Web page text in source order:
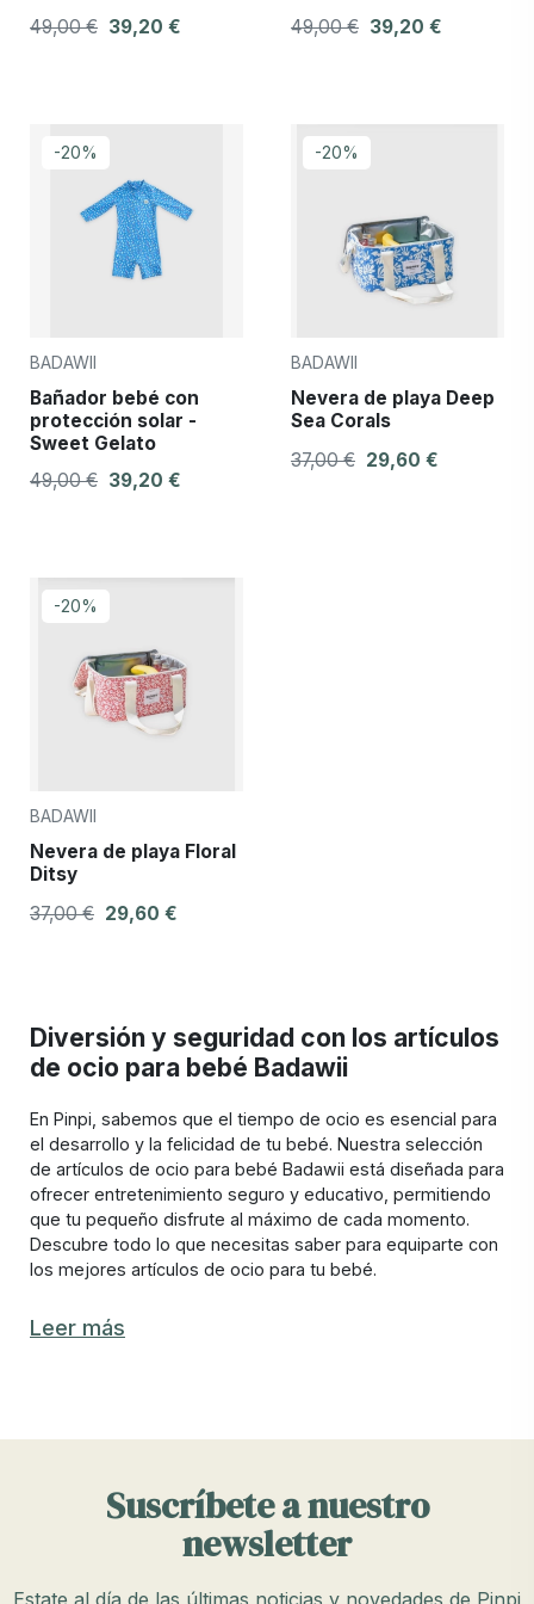
49,00 € 39,20 €
49,00 € 39,20 €
-20%
BADAWII
Bañador bebé con
protección solar -
Sweet Gelato
49,00 € 39,20 €
-20%
BADAWII
Nevera de playa Deep
Sea Corals
37,00 € 29,60 €
-20%
BADAWII
Nevera de playa Floral
Ditsy
37,00 € 29,60 €
Diversión y seguridad con los artículos
de ocio para bebé Badawii
En Pinpi, sabemos que el tiempo de ocio es esencial para
el desarrollo y la felicidad de tu bebé. Nuestra selección
de artículos de ocio para bebé Badawii está diseñada para
ofrecer entretenimiento seguro y educativo, permitiendo
que tu pequeño disfrute al máximo de cada momento.
Descubre todo lo que necesitas saber para equiparte con
los mejores artículos de ocio para tu bebé.
Los mejores artículos de ocio para bebés
Badawii
aventura. En Pinpi, ofrecemos una variedad de productos
diseños atractivos. Entre nuestros productos más
destacados se encuentran los juguetes para bebés y los
artículos de playa y piscina para bebé, cada uno diseñado
Leer más
Suscríbete a nuestro
newsletter
Estate al día de las últimas noticias y novedades de Pinpi